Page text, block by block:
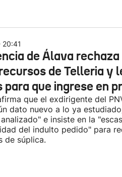
de Álava
de Telleria y
para que ingrese en
que el exdirigente del
dato nuevo a lo ya
e insiste en la
del indulto pedido" para
de súplica.